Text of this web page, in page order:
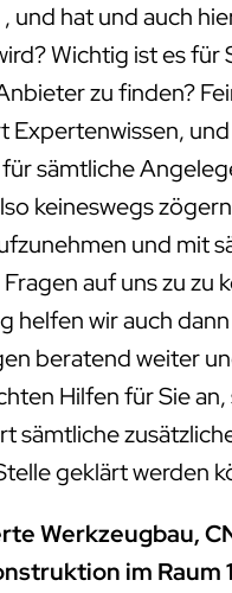
und hat und auch
Wichtig ist es für
zu finden?
Expertenwissen,
sämtliche
keineswegs
und mit
auf uns zu zu
helfen wir auch
beratend weiter
Hilfen für Sie an,
sämtliche
geklärt werden
Werkzeugbau,
im Raum